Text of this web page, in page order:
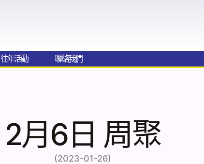
往年活動 聯絡我們​
2月6日 周聚
(2023-01-26)